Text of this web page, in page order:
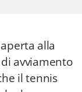
alla
avviamento
il tennis